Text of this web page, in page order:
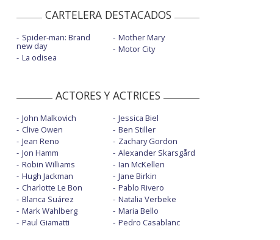
CARTELERA DESTACADOS
Spider-man: Brand
new day
La odisea
Mother Mary
Motor City
ACTORES Y ACTRICES
John Malkovich
Clive Owen
Jean Reno
Jon Hamm
Robin Williams
Hugh Jackman
Charlotte Le Bon
Blanca Suárez
Mark Wahlberg
Paul Giamatti
Jessica Biel
Ben Stiller
Zachary Gordon
Alexander Skarsgård
Ian McKellen
Jane Birkin
Pablo Rivero
Natalia Verbeke
Maria Bello
Pedro Casablanc